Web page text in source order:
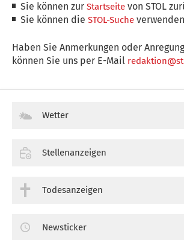
Sie können zurStartseite von STOL
Sie können dieSTOL-Suche verwenden
Haben Sie Anmerkungen oder
können Sie uns per E-Mail
Wetter
Stellenanzeigen
Todesanzeigen
Newsticker